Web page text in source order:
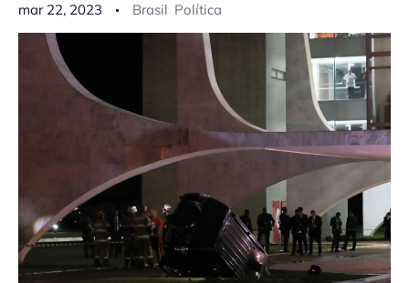
mar 22, 2023 Brasil Política